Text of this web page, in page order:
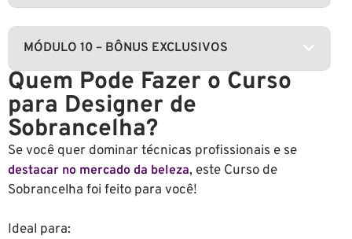
MÓDULO 10 – BÔNUS EXCLUSIVOS
Quem Pode Fazer o Curso
para Designer de
Sobrancelha?
Se você quer dominar técnicas profissionais e se
destacar no mercado da beleza, este Curso de
Sobrancelha foi feito para você!
Ideal para: